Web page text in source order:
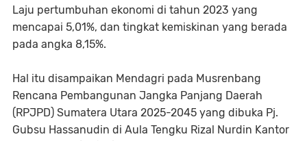
Laju pertumbuhan ekonomi di tahun 2023 yang
mencapai 5,01%, dan tingkat kemiskinan yang berada
pada angka 8,15%.
Hal itu disampaikan Mendagri pada Musrenbang
Rencana Pembangunan Jangka Panjang Daerah
(RPJPD) Sumatera Utara 2025-2045 yang dibuka Pj.
Gubsu Hassanudin di Aula Tengku Rizal Nurdin Kantor